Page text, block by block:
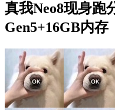
真我Neo8现身跑
Gen5+16GB内存